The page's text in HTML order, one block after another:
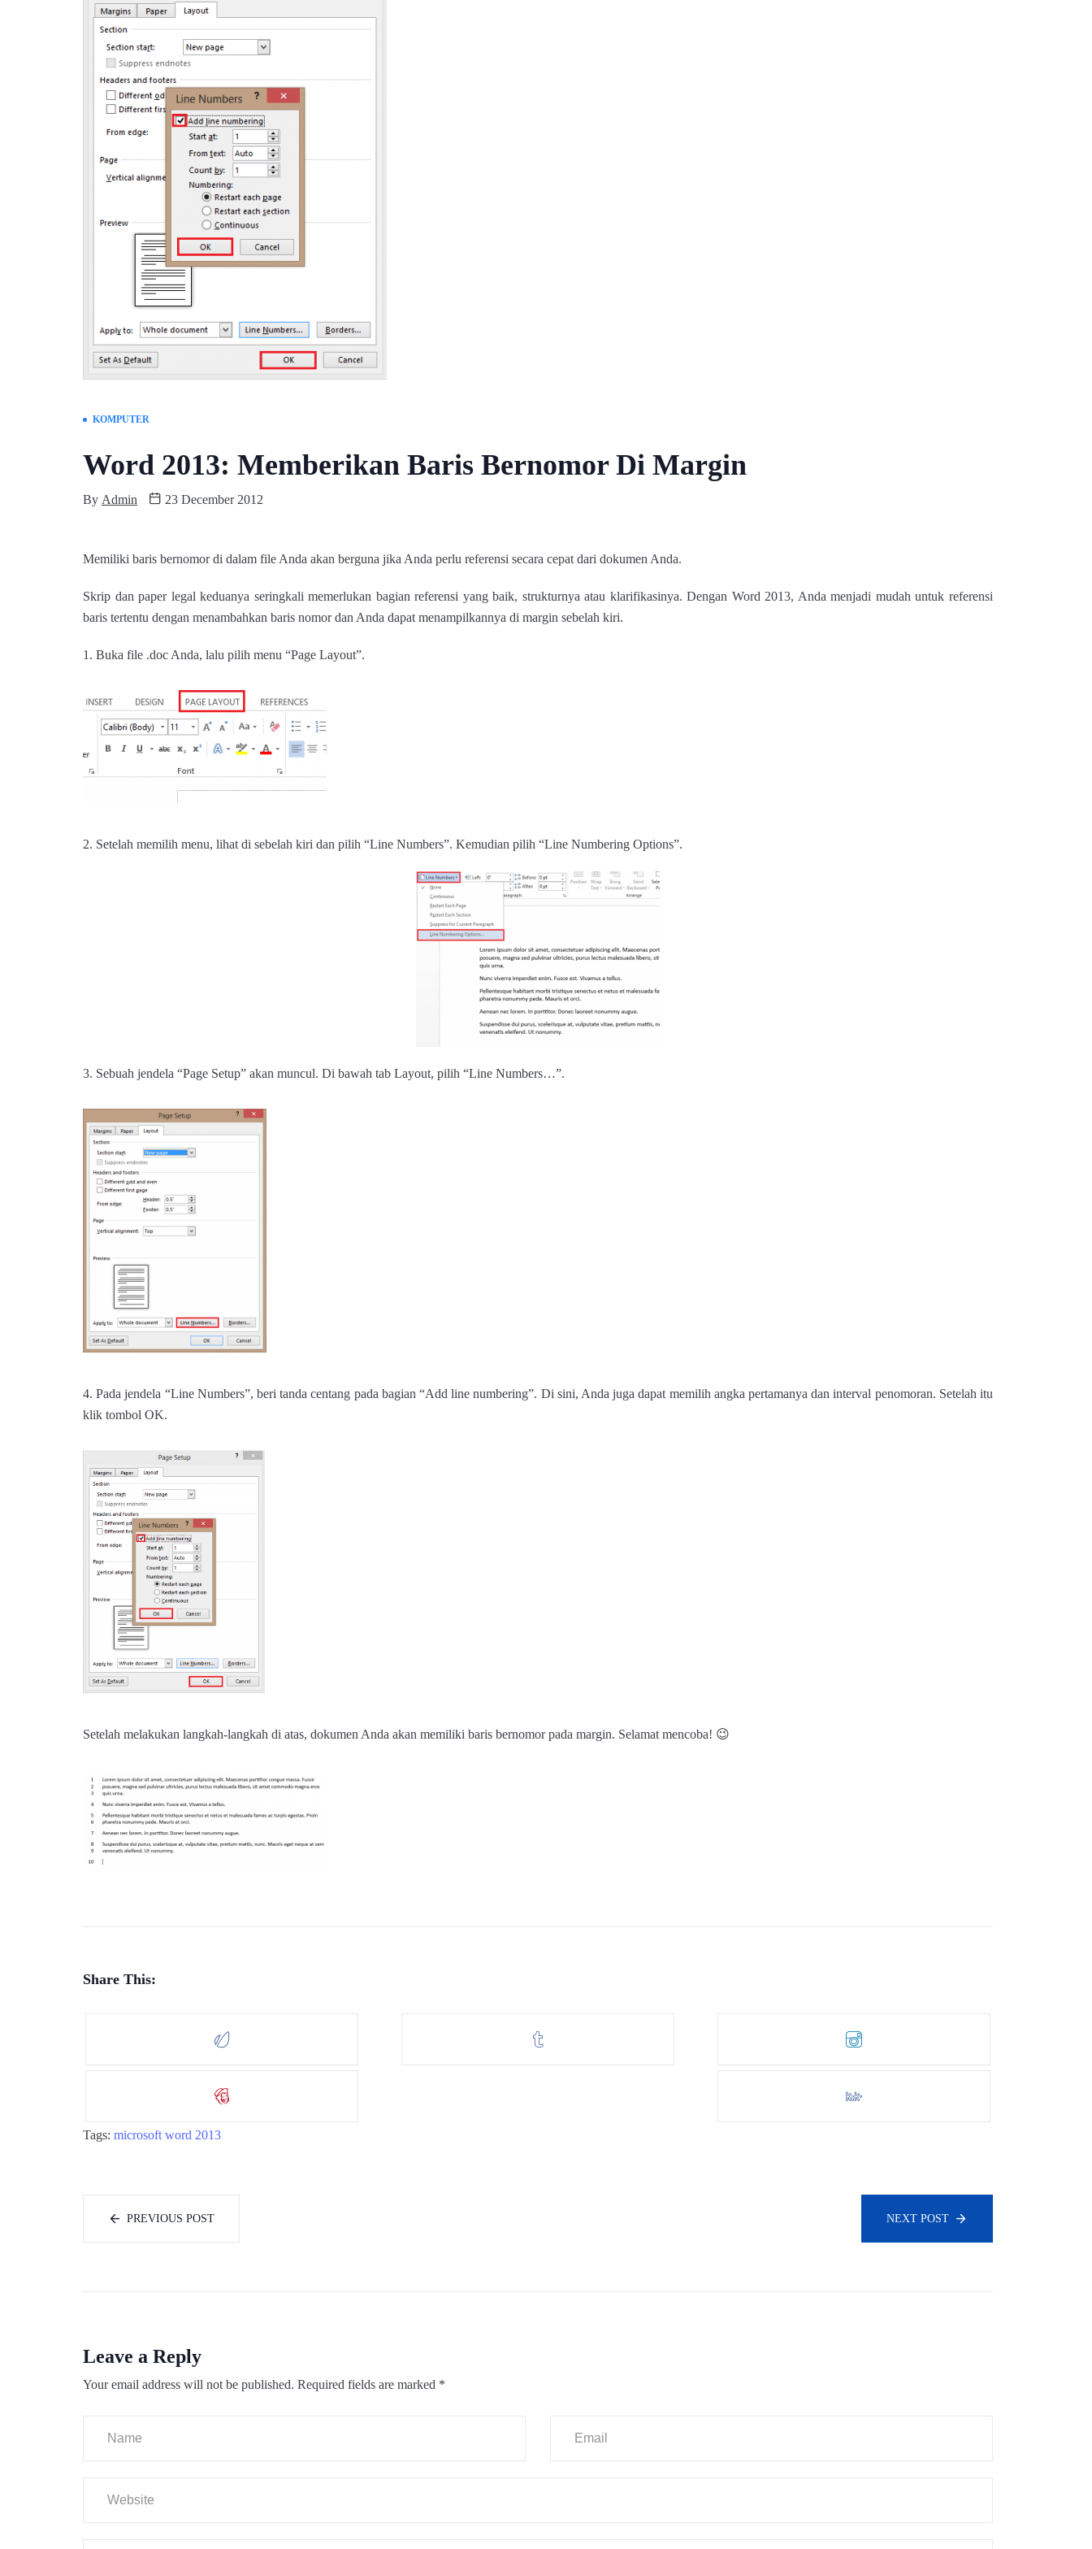
KOMPUTER
Word 2013: Memberikan Baris Bernomor Di Margin
By Admin 23 December 2012
Memiliki baris bernomor di dalam file Anda akan berguna jika Anda perlu referensi secara cepat dari dokumen Anda.
Skrip dan paper legal keduanya seringkali memerlukan bagian referensi yang baik, strukturnya atau klarifikasinya. Dengan Word 2013, Anda menjadi mudah untuk referensi
baris tertentu dengan menambahkan baris nomor dan Anda dapat menampilkannya di margin sebelah kiri.
1. Buka file .doc Anda, lalu pilih menu “Page Layout”.
2. Setelah memilih menu, lihat di sebelah kiri dan pilih “Line Numbers”. Kemudian pilih “Line Numbering Options”.
3. Sebuah jendela “Page Setup” akan muncul. Di bawah tab Layout, pilih “Line Numbers…”.
4. Pada jendela “Line Numbers”, beri tanda centang pada bagian “Add line numbering”. Di sini, Anda juga dapat memilih angka pertamanya dan interval penomoran. Setelah itu
klik tombol OK.
Setelah melakukan langkah-langkah di atas, dokumen Anda akan memiliki baris bernomor pada margin. Selamat mencoba! 😉
Share This:
Tags: microsoft word 2013
PREVIOUS POST NEXT POST
Leave a Reply
Your email address will not be published. Required fields are marked *